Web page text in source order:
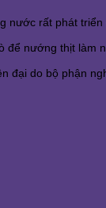
rất phát
nướng thịt
đại do bộ phận